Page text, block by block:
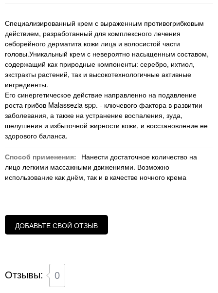
Специализированный крем с выраженным противогрибковым
действием, разработанный для комплексного лечения
себорейного дерматита кожи лица и волосистой части
головы.Уникальный крем с невероятно насыщенным составом,
содержащий как природные компоненты: серебро, ихтиол,
экстракты растений, так и высокотехнологичные активные
ингредиенты.
Его синергетическое действие направленно на подавление
роста грибов Malassezia spp. - ключевого фактора в развитии
заболевания, а также на устранение воспаления, зуда,
шелушения и избыточной жирности кожи, и восстановление ее
здорового баланса.
Способ применения: Нанести достаточное количество на
лицо легкими массажными движениями. Возможно
использование как днём, так и в качестве ночного крема
ДОБАВЬТЕ СВОЙ ОТЗЫВ
Отзывы: 0